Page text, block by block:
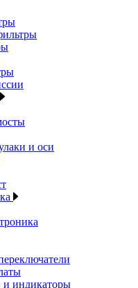
и оси
и индикаторы